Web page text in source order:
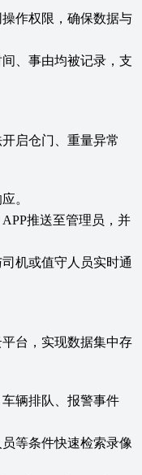
作权限，确保数据与
、事由均被记录，支
启仓门、重量异常
。
推送至管理员，并
机或值守人员实时通
台‌，实现数据集中存
辆排队、报警事件
等条件快速检索录像